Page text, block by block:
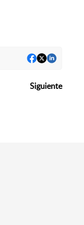
Siguiente